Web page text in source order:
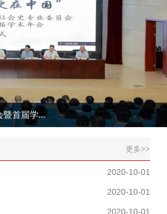
暨首届学...
更多>>
2020-10-01
2020-10-01
2020-10-01